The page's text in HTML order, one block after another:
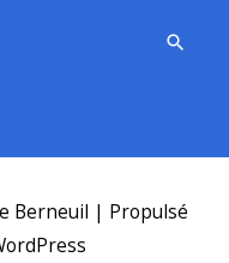
Berneuil | Propulsé